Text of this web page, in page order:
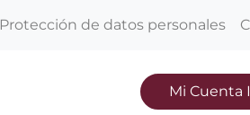
Protección de datos personales
Mi